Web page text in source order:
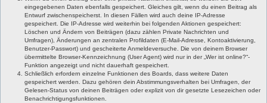
eingegebenen Daten ebenfalls gespeichert. Gleiches gilt, wenn du einen Beitrag als
Entwurf zwischenspeicherst. In diesen Fällen wird auch deine IP-Adresse
gespeichert. Die IP-Adresse wird weiterhin bei folgenden Aktionen gespeichert:
Löschen und Ändern von Beiträgen (dazu zählen Private Nachrichten und
Umfragen), Änderungen an zentralen Profildaten (E-Mail-Adresse, Kontoaktivierung,
Benutzer-Passwort) und gescheiterte Anmeldeversuche. Die von deinem Browser
übermittelte Browser-Kennzeichnung (User Agent) wird nur in der „Wer ist online?“-
Funktion angezeigt und nicht dauerhaft gespeichert.
Schließlich erfordern einzelne Funktionen des Boards, dass weitere Daten
gespeichert werden. Dazu gehören dein Abstimmungsverhalten bei Umfragen, der
Gelesen-Status von deinen Beiträgen oder explizit von dir gesetzte Lesezeichen oder
Benachrichtigungsfunktionen.